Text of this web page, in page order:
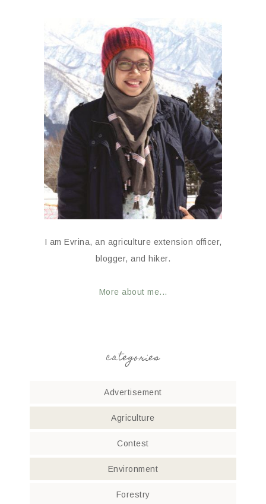
I am Evrina, an agriculture extension officer,
blogger, and hiker.
More about me...
categories
Advertisement
Agriculture
Contest
Environment
Forestry